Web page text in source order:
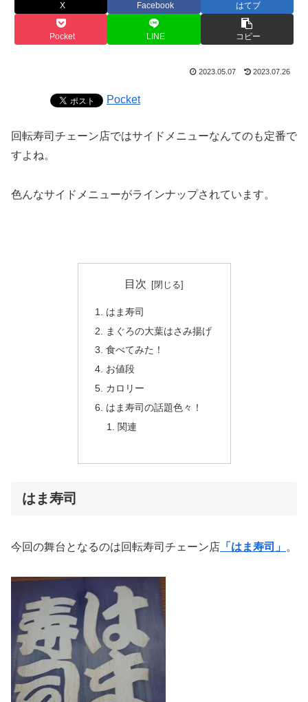
X Facebook はてブ
Pocket LINE コピー
2023.05.07 2023.07.26
Pocket
回転寿司チェーン店ではサイドメニューなんてのも定番で
すよね。
色んなサイドメニューがラインナップされています。
目次
はま寿司
まぐろの大葉はさみ揚げ
食べてみた！
お値段
カロリー
はま寿司の話題色々！
関連
はま寿司
今回の舞台となるのは回転寿司チェーン店 「はま寿司」 。